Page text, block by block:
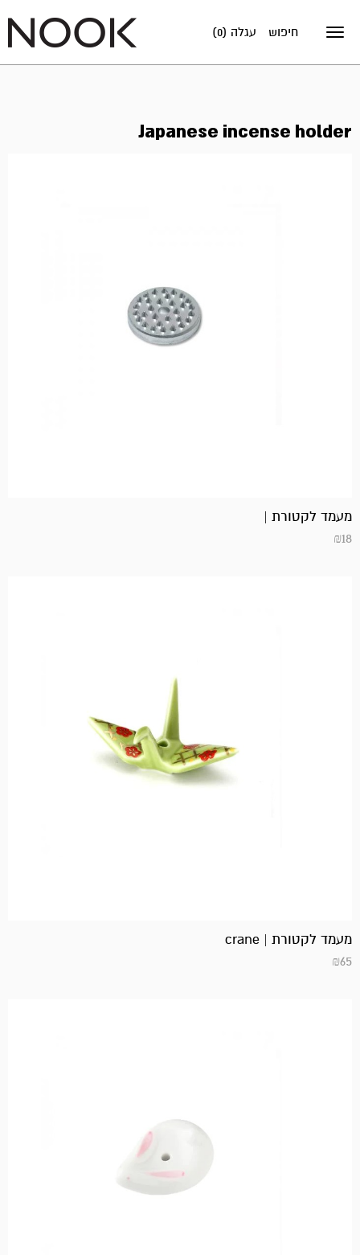
Toggle
עגלה (0) חיפוש
Japanese incense holder
מעמד לקטורת |
₪18
מעמד לקטורת | crane
₪65